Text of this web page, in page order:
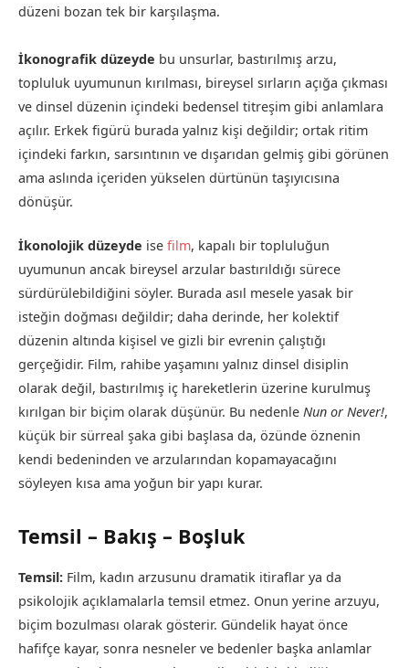
düzeni bozan tek bir karşılaşma.
İkonografik düzeyde bu unsurlar, bastırılmış arzu,
topluluk uyumunun kırılması, bireysel sırların açığa çıkması
ve dinsel düzenin içindeki bedensel titreşim gibi anlamlara
açılır. Erkek figürü burada yalnız kişi değildir; ortak ritim
içindeki farkın, sarsıntının ve dışarıdan gelmiş gibi görünen
ama aslında içeriden yükselen dürtünün taşıyıcısına
dönüşür.
İkonolojik düzeyde ise film, kapalı bir topluluğun
uyumunun ancak bireysel arzular bastırıldığı sürece
sürdürülebildiğini söyler. Burada asıl mesele yasak bir
isteğin doğması değildir; daha derinde, her kolektif
düzenin altında kişisel ve gizli bir evrenin çalıştığı
gerçeğidir. Film, rahibe yaşamını yalnız dinsel disiplin
olarak değil, bastırılmış iç hareketlerin üzerine kurulmuş
kırılgan bir biçim olarak düşünür. Bu nedenle Nun or Never!,
küçük bir sürreal şaka gibi başlasa da, özünde öznenin
kendi bedeninden ve arzularından kopamayacağını
söyleyen kısa ama yoğun bir yapı kurar.
Temsil – Bakış – Boşluk
Temsil: Film, kadın arzusunu dramatik itiraflar ya da
psikolojik açıklamalarla temsil etmez. Onun yerine arzuyu,
biçim bozulması olarak gösterir. Gündelik hayat önce
hafifçe kayar, sonra nesneler ve bedenler başka anlamlar